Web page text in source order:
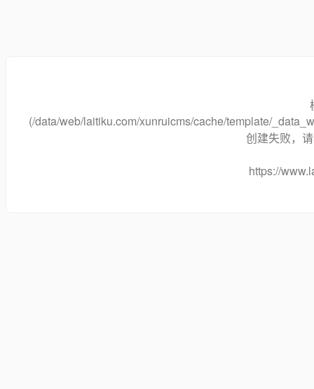
(/data/web/laitiku.com/xunruicms/cache/template/
创建失败，
https://